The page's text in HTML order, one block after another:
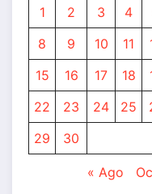
1 2 3 4
8
9 10 11
15
16 17 18
22
23 24 25
29
30
« Ago